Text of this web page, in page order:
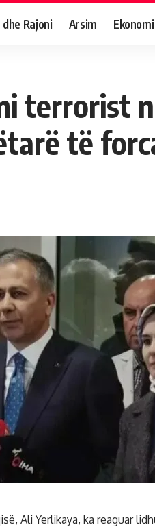
Rajoni Arsim Ekonomi
terrorist
të
Ali Yerlikaya, ka reaguar